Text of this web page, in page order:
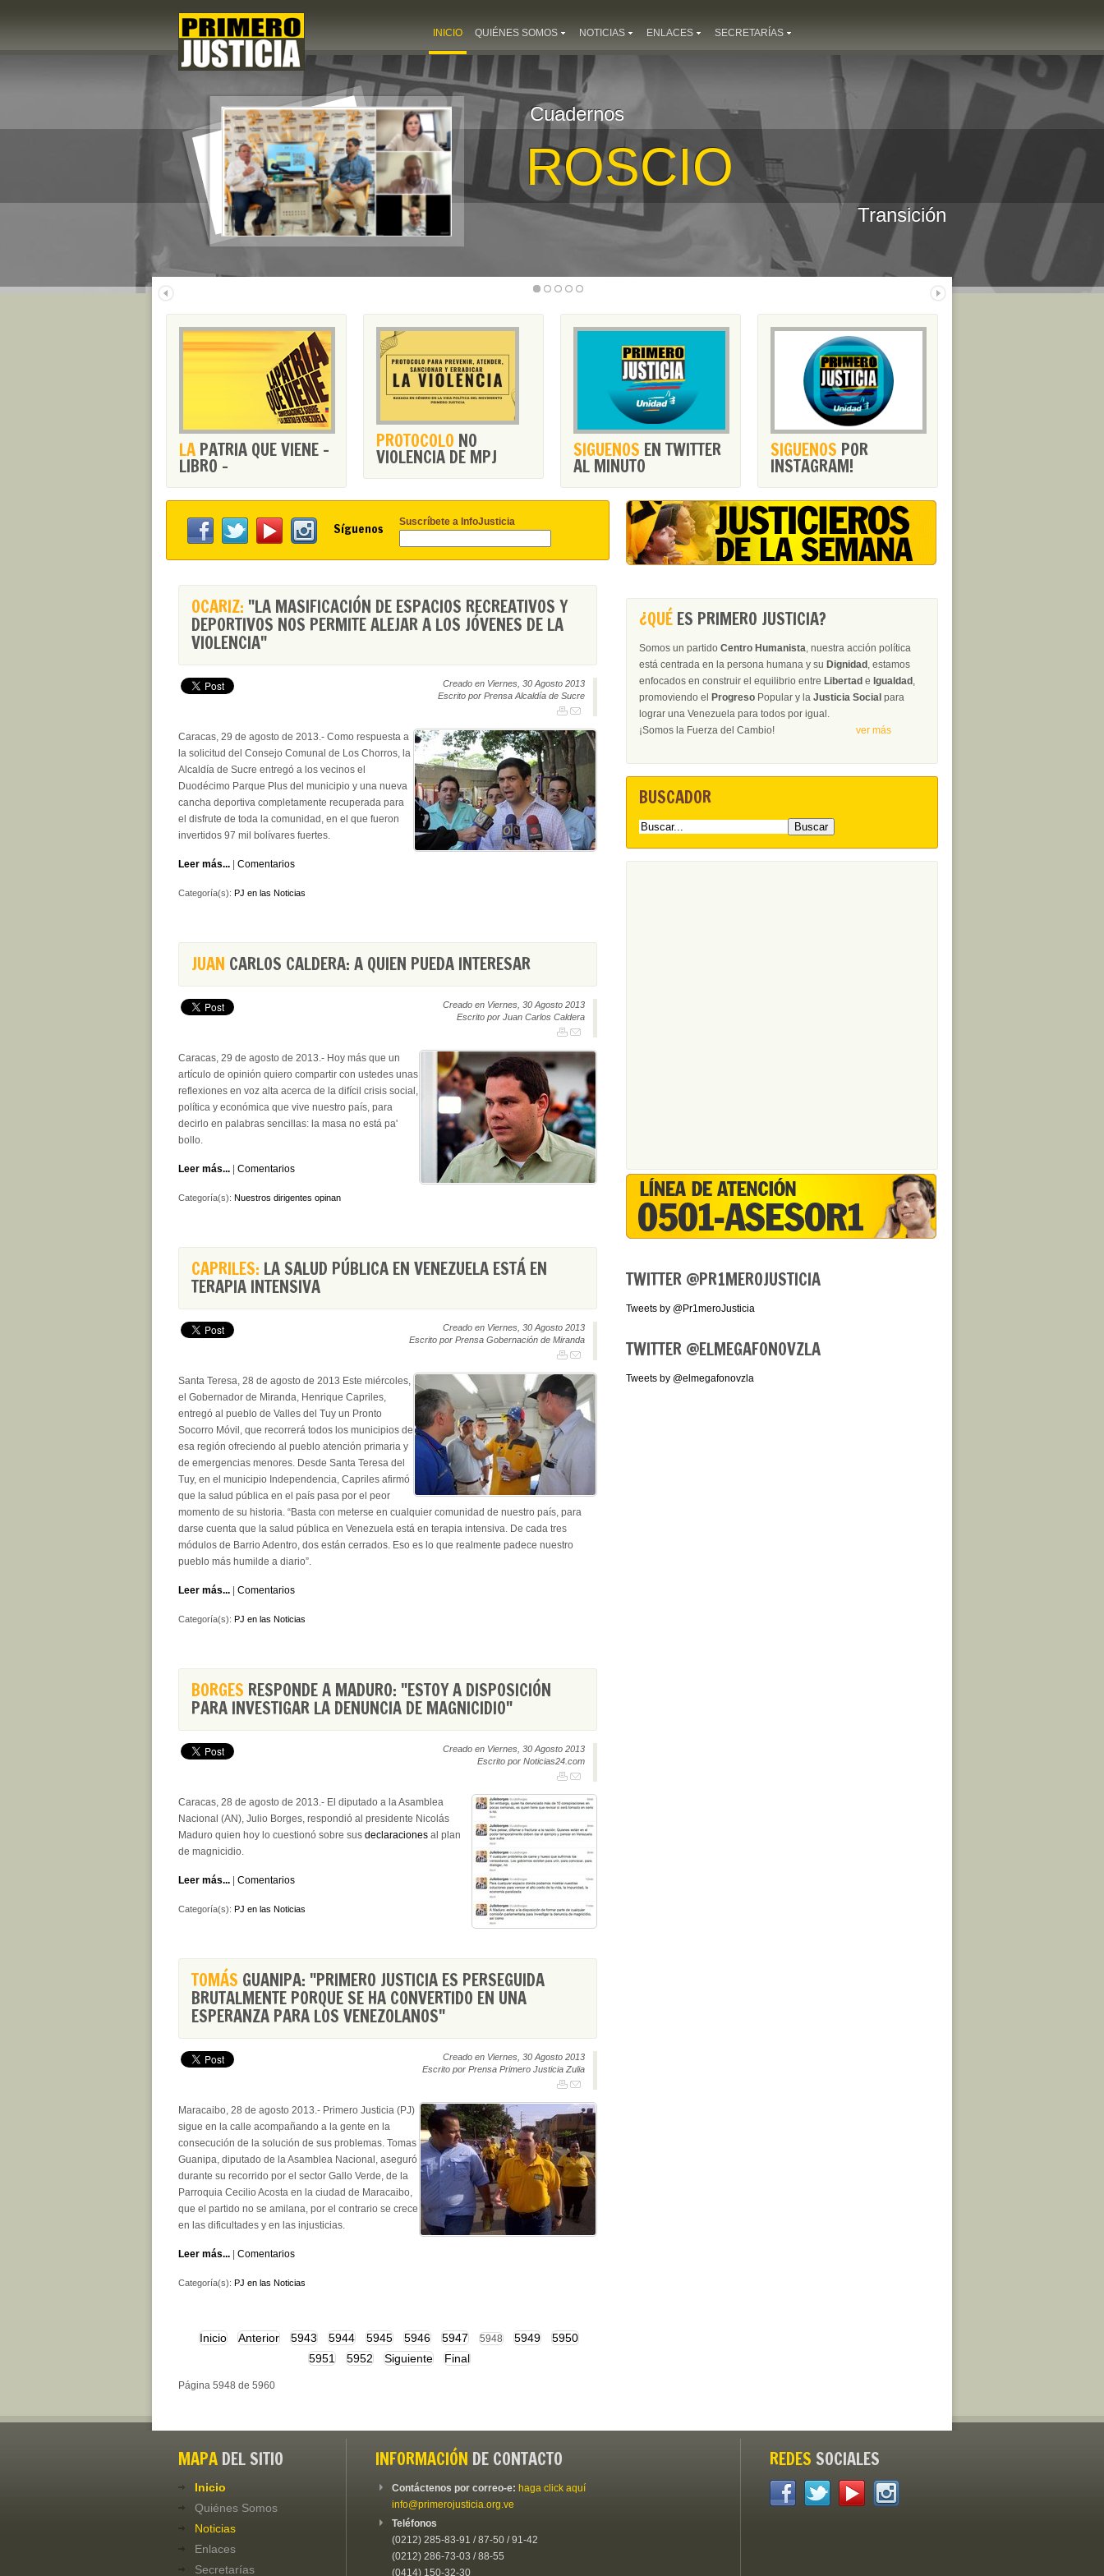
INICIO QUIÉNES SOMOS NOTICIAS ENLACES SECRETARÍAS
Cuadernos
ROSCIO
Transición
LA PATRIA QUE VIENE -
LIBRO -
PROTOCOLO NO
VIOLENCIA DE MPJ SIGUENOS EN TWITTER
AL MINUTO
SIGUENOS POR
INSTAGRAM!
Síguenos Suscríbete a InfoJusticia
OCARIZ: "LA MASIFICACIÓN DE ESPACIOS RECREATIVOS Y
DEPORTIVOS NOS PERMITE ALEJAR A LOS JÓVENES DE LA
VIOLENCIA"
Creado en Viernes, 30 Agosto 2013
Escrito por Prensa Alcaldía de Sucre
Caracas, 29 de agosto de 2013.- Como respuesta a
la solicitud del Consejo Comunal de Los Chorros, la
Alcaldía de Sucre entregó a los vecinos el
Duodécimo Parque Plus del municipio y una nueva
cancha deportiva completamente recuperada para
el disfrute de toda la comunidad, en el que fueron
invertidos 97 mil bolívares fuertes.
Leer más... Comentarios
Categoría(s): PJ en las Noticias
JUAN CARLOS CALDERA: A QUIEN PUEDA INTERESAR
Creado en Viernes, 30 Agosto 2013
Escrito por Juan Carlos Caldera
Caracas, 29 de agosto de 2013.- Hoy más que un
artículo de opinión quiero compartir con ustedes unas
reflexiones en voz alta acerca de la difícil crisis social,
política y económica que vive nuestro país, para
decirlo en palabras sencillas: la masa no está pa'
bollo.
Leer más... Comentarios
Categoría(s): Nuestros dirigentes opinan
CAPRILES: LA SALUD PÚBLICA EN VENEZUELA ESTÁ EN
TERAPIA INTENSIVA
Creado en Viernes, 30 Agosto 2013
Escrito por Prensa Gobernación de Miranda
Santa Teresa, 28 de agosto de 2013 Este miércoles,
el Gobernador de Miranda, Henrique Capriles,
entregó al pueblo de Valles del Tuy un Pronto
Socorro Móvil, que recorrerá todos los municipios de
esa región ofreciendo al pueblo atención primaria y
de emergencias menores. Desde Santa Teresa del
Tuy, en el municipio Independencia, Capriles afirmó
que la salud pública en el país pasa por el peor
momento de su historia. “Basta con meterse en cualquier comunidad de nuestro país, para
darse cuenta que la salud pública en Venezuela está en terapia intensiva. De cada tres
módulos de Barrio Adentro, dos están cerrados. Eso es lo que realmente padece nuestro
pueblo más humilde a diario”.
Leer más... Comentarios
Categoría(s): PJ en las Noticias
BORGES RESPONDE A MADURO: "ESTOY A DISPOSICIÓN
PARA INVESTIGAR LA DENUNCIA DE MAGNICIDIO"
Creado en Viernes, 30 Agosto 2013
Escrito por Noticias24.com
Caracas, 28 de agosto de 2013.- El diputado a la Asamblea
Nacional (AN), Julio Borges, respondió al presidente Nicolás
Maduro quien hoy lo cuestionó sobre sus declaraciones al plan
de magnicidio.
Leer más... Comentarios
Categoría(s): PJ en las Noticias
TOMÁS GUANIPA: "PRIMERO JUSTICIA ES PERSEGUIDA
BRUTALMENTE PORQUE SE HA CONVERTIDO EN UNA
ESPERANZA PARA LOS VENEZOLANOS"
Creado en Viernes, 30 Agosto 2013
Escrito por Prensa Primero Justicia Zulia
Maracaibo, 28 de agosto 2013.- Primero Justicia (PJ)
sigue en la calle acompañando a la gente en la
consecución de la solución de sus problemas. Tomas
Guanipa, diputado de la Asamblea Nacional, aseguró
durante su recorrido por el sector Gallo Verde, de la
Parroquia Cecilio Acosta en la ciudad de Maracaibo,
que el partido no se amilana, por el contrario se crece
en las dificultades y en las injusticias.
Leer más... Comentarios
Categoría(s): PJ en las Noticias
Inicio Anterior 5943 5944 5945 5946 5947 5948 5949
5950
5951
5952 Siguiente Final
Página 5948 de 5960
¿QUÉ ES PRIMERO JUSTICIA?
Somos un partido Centro Humanista, nuestra acción política
está centrada en la persona humana y su Dignidad , estamos
enfocados en construir el equilibrio entre Libertad e Igualdad ,
promoviendo el
Progreso Popular y la Justicia Social para
lograr una Venezuela para todos por igual.
¡Somos la Fuerza del Cambio! ver más
BUSCADOR
TWITTER @PR1MEROJUSTICIA
Tweets by @Pr1meroJusticia
TWITTER @ELMEGAFONOVZLA
Tweets by @elmegafonovzla
MAPA DEL SITIO
Inicio
Quiénes Somos
Noticias
Enlaces
Secretarías
INFORMACIÓN DE CONTACTO
Contáctenos por correo-e: haga click aquí
info@primerojusticia.org.ve
Teléfonos
(0212) 285-83-91 / 87-50 / 91-42
(0212) 286-73-03 / 88-55
(0414) 150-32-30
REDES SOCIALES